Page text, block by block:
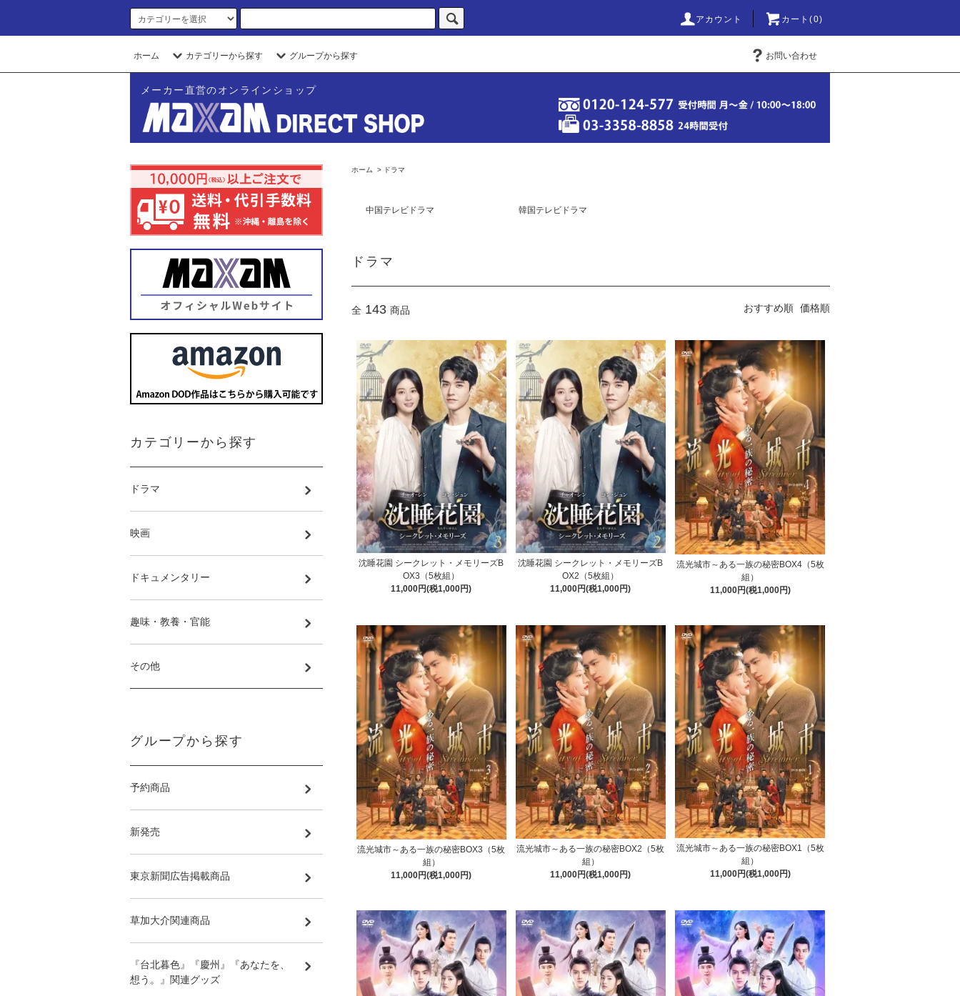
アカウント カート(0)
ホーム カテゴリーから探す グループから探す お問い合わせ
メーカー直営のオンラインショップ
ホーム > ドラマ
中国テレビドラマ 韓国テレビドラマ
ドラマ
全 143 商品 おすすめ順 価格順
沈睡花園 シークレット・メモリーズB
OX3（5枚組）
11,000円(税1,000円)
沈睡花園 シークレット・メモリーズB
OX2（5枚組）
11,000円(税1,000円)
流光城市～ある一族の秘密BOX4（5枚
組）
11,000円(税1,000円)
流光城市～ある一族の秘密BOX3（5枚
組）
11,000円(税1,000円)
流光城市～ある一族の秘密BOX2（5枚
組）
11,000円(税1,000円)
流光城市～ある一族の秘密BOX1（5枚
組）
11,000円(税1,000円)
カテゴリーから探す
ドラマ
映画
ドキュメンタリー
趣味・教養・官能
その他
グループから探す
予約商品
新発売
東京新聞広告掲載商品
草加大介関連商品
『台北暮色』『慶州』『あなたを、
想う。』関連グッズ